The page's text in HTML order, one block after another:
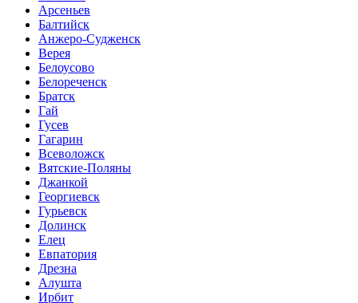
Арсеньев
Балтийск
Анжеро-Судженск
Верея
Белоусово
Белореченск
Братск
Гай
Гусев
Гагарин
Всеволожск
Вятские-Поляны
Джанкой
Георгиевск
Гурьевск
Долинск
Елец
Евпатория
Дрезна
Алушта
Ирбит